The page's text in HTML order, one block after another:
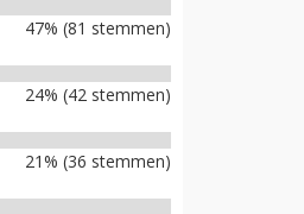
47% (81 stemmen)
24% (42 stemmen)
21% (36 stemmen)